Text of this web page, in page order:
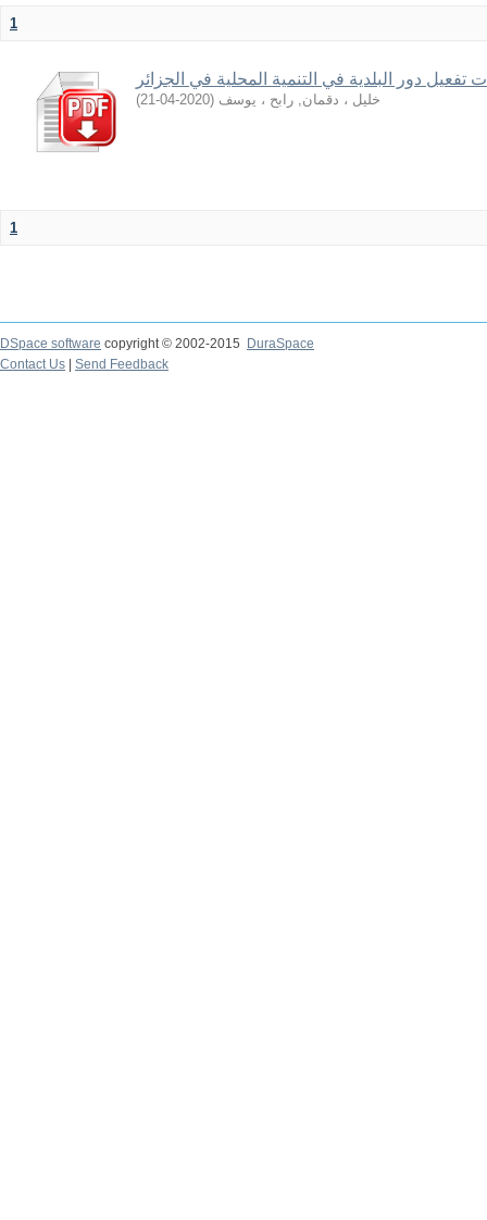
1
تفعيل دور البلدية في التنمية المحلية في الجزائر
خليل ، دقمان, رابح ، يوسف (
2020-04-21
)
1
DSpace software copyright © 2002-2015
DuraSpace
Contact Us
Send Feedback